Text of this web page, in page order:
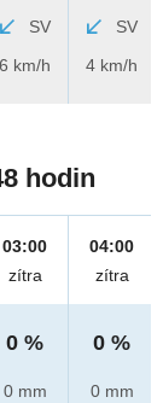
SV
6 km/h
SV
4 km/h
hodin
03:00
zítra
0 %
0 mm
04:00
zítra
0 %
0 mm